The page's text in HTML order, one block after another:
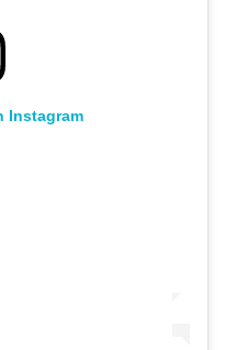
Instagram